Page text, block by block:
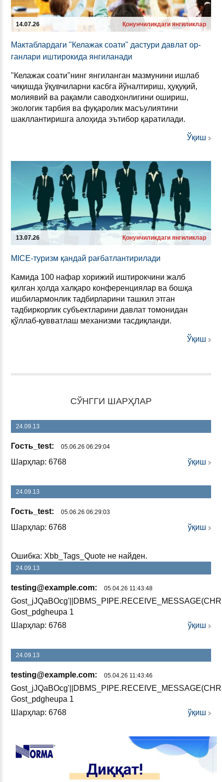
14.07.26 Қонунчиликдаги янгиликлар
Мак­таб­лар­да­ги "Ке­ла­жак со­ати" дас­ту­ри дав­лат ор­
ган­ла­ри иш­ти­ро­ки­да ян­ги­ла­на­ди
"Келажак соати"нинг янгиланган мазмунини ишлаб
чиқишда ўқувчиларни касбга йўналтириш, ҳуқуқий,
молиявий ва рақамли саводхонлигини ошириш,
экологик тарбия ва фуқаролик масъулиятини
шакллантиришга алоҳида эътибор қаратилади.
Ўқиш
13.07.26 Қонунчиликдаги янгиликлар
MICE-ту­ризм қан­дай рағбат­лан­ти­ри­ла­ди
Камида 100 нафар хорижий иштирокчини жалб
қилган ҳолда халқаро конференциялар ва бошқа
ишбилармонлик тадбирларини ташкил этган
тадбиркорлик субъектларини давлат томонидан
қўллаб-қувватлаш механизми тасдиқланди.
Ўқиш
СЎНГГИ ШАРҲЛАР
24.09.13
Гость_test: 05.06.26 06:29:04
Шарҳлар: 6768 ўқиш
24.09.13
Гость_test: 05.06.26 06:29:03
Шарҳлар: 6768 ўқиш
Ошибка: Xbb_Tags_Quote не найден.
24.09.13
testing@example.com: 05.04.26 11:43:48
Gost_pdgheupa 1
Шарҳлар: 6768
ўқиш
24.09.13
testing@example.com: 05.04.26 11:43:46
Gost_pdgheupa 1
Шарҳлар: 6768
ўқиш